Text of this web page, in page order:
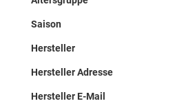
Saison
Hersteller
Hersteller Adresse
Hersteller E-Mail